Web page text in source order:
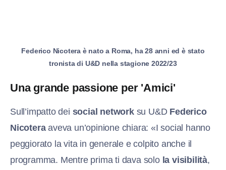
Federico Nicotera è nato a Roma, ha 28 anni ed è stato
tronista di U&D nella stagione 2022/23
Una grande passione per 'Amici'
Sull’impatto dei social networksu U&D Federico
Nicoteraaveva un’opinione chiara: «I social hanno
peggiorato la vita in generale e colpito anche il
programma. Mentre prima ti dava solo la visibilità,